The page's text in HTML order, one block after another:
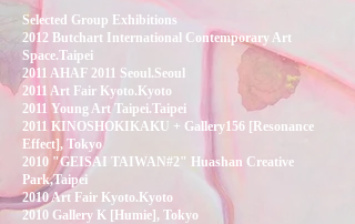
Selected Group Exhibitions
2012 Butchart International Contemporary Art
Space.Taipei
2011 AHAF 2011 Seoul.Seoul
2011 Art Fair Kyoto.Kyoto
2011 Young Art Taipei.Taipei
2011 KINOSHOKIKAKU + Gallery156 [Resonance
Effect], Tokyo
2010 "GEISAI TAIWAN#2" Huashan Creative
Park,Taipei
2010 Art Fair Kyoto.Kyoto
2010 Gallery K [Humie], Tokyo